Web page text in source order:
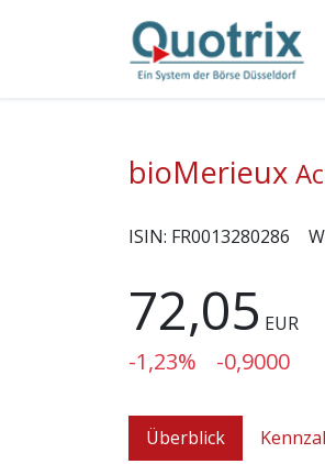
bioMerieux
ISIN: FR0013280286
72,05 EUR
-1,23% -0,9000
Überblick